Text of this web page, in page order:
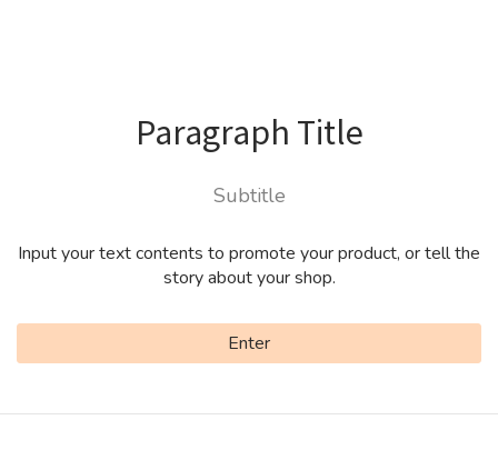
Paragraph Title
Subtitle
Input your text contents to promote your product, or tell the
story about your shop.
Enter